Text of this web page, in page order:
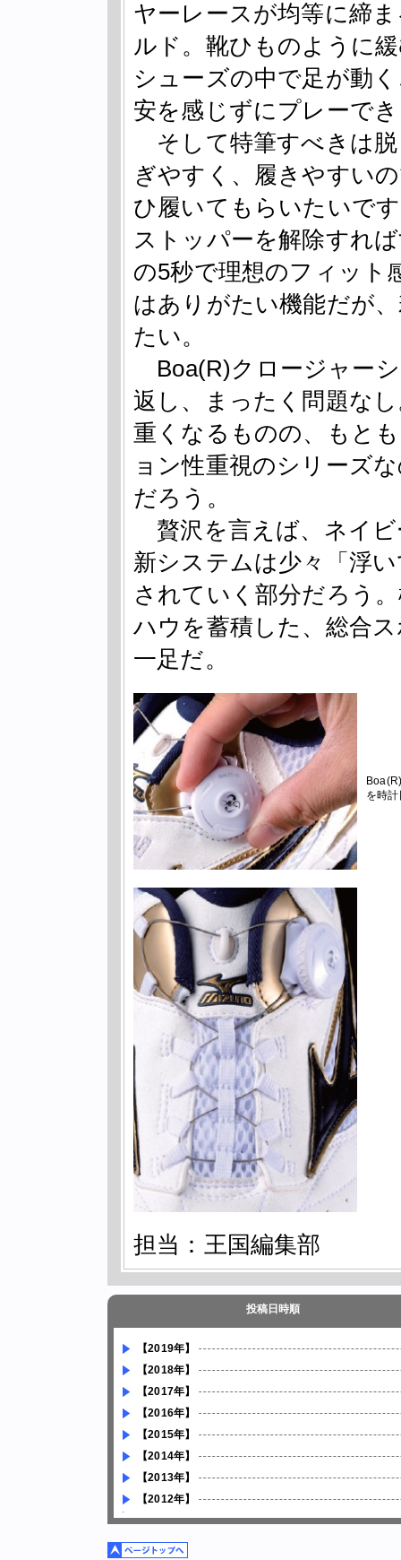
ヤーレースが均等に締
ルド。靴ひものように
シューズの中で足が動
安を感じずにプレーで
そして特筆すべきは脱
ぎやすく、履きやすい
ひ履いてもらいたいで
ストッパーを解除すれ
の5秒で理想のフィット
はありがたい機能だが
たい。
Boa(R)クロージャー
返し、まったく問題な
重くなるものの、もと
ョン性重視のシリーズ
だろう。
贅沢を言えば、ネイビ
新システムは少々「浮
されていく部分だろう
ハウを蓄積した、総合
一足だ。
を時
担当：王国編集部
投稿日時順
【2019年】
【2018年】
【2017年】
【2016年】
【2015年】
【2014年】
【2013年】
【2012年】